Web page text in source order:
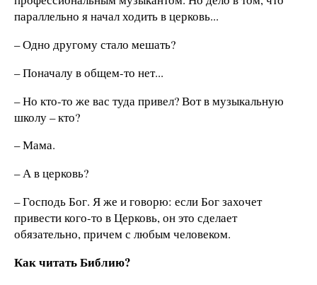
параллельно я начал ходить в церковь...
– Одно другому стало мешать?
– Поначалу в общем-то нет...
– Но кто-то же вас туда привел? Вот в музыкальную
школу – кто?
– Мама.
– А в церковь?
– Господь Бог. Я же и говорю: если Бог захочет
привести кого-то в Церковь, он это сделает
обязательно, причем с любым человеком.
Как читать Библию?